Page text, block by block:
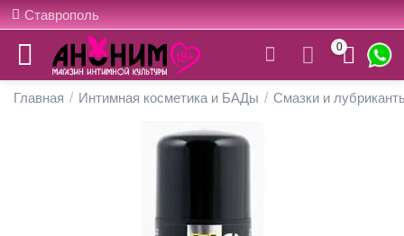
Ставрополь
0
Главная / Интимная косметика и БАДы / Смазки и